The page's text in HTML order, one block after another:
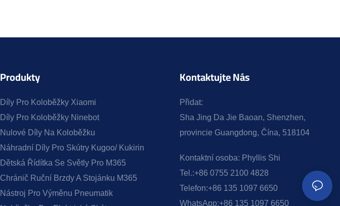
Produkty
Díly Pro Koloběžky Xiaomi
Díly Pro Koloběžky Ninebot
Nulové Díly Na Koloběžku
Náhradní Díly Pro Skútry Kugoo/ Kukirin
Dětská Řídítka Se Světly Pro M365
Chránič Ruční Brzdy A Stojánku M365
Nástroj Pro Výměnu Pneumatik
Kontaktujte Nás
Přidat:
Sha Jing Da Jie Baoan, Shenzhen,
provincie Guangdong, Čína, 518104
Kontaktní osoba: Phyllis Shi
Tel.:+86 0755 2100 4828
Telefon:+86 135 1097 6650
WhatsApp:+86 135 1097 6650